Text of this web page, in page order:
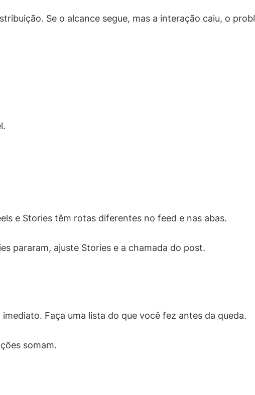
Se o alcance segue, mas a interação caiu, o
e Stories têm rotas diferentes no feed e nas abas.
pararam, ajuste Stories e a chamada do post.
Faça uma lista do que você fez antes da queda.
somam.